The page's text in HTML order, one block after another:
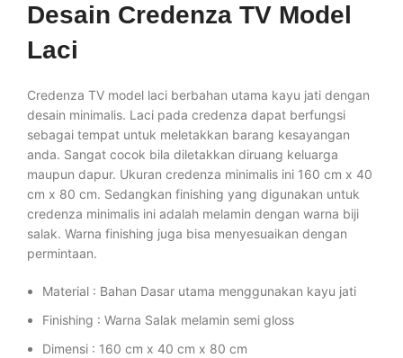
Desain Credenza TV Model
Laci
Credenza TV model laci berbahan utama kayu jati dengan
desain minimalis. Laci pada credenza dapat berfungsi
sebagai tempat untuk meletakkan barang kesayangan
anda. Sangat cocok bila diletakkan diruang keluarga
maupun dapur. Ukuran credenza minimalis ini 160 cm x 40
cm x 80 cm. Sedangkan finishing yang digunakan untuk
credenza minimalis ini adalah melamin dengan warna biji
salak. Warna finishing juga bisa menyesuaikan dengan
permintaan.
Material : Bahan Dasar utama menggunakan kayu jati
Finishing : Warna Salak melamin semi gloss
Dimensi : 160 cm x 40 cm x 80 cm